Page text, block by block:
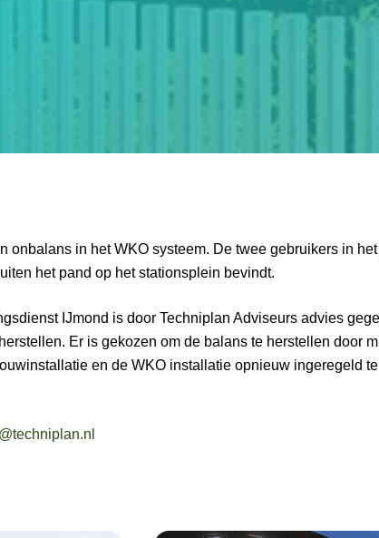
onbalans in het WKO systeem. De twee gebruikers in
het pand op het stationsplein bevindt.
IJmond is door Techniplan Adviseurs advies
Er is gekozen om de balans te herstellen door
en de WKO installatie opnieuw ingeregeld